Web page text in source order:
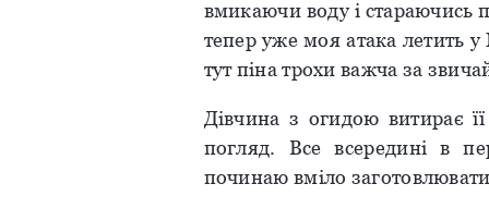
вмикаючи воду і стараючись
тепер уже моя атака летить
тут піна трохи важча за
Дівчина з огидою витирає
погляд. Все всередині в
починаю вміло